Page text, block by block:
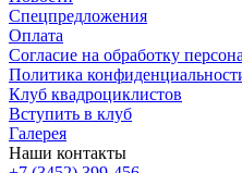
Спецпредложения
Оплата
Согласие на обработку
Политика
Клуб квадроциклистов
Вступить в клуб
Галерея
Наши контакты